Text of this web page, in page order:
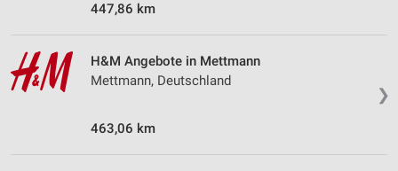
447,86 km
❯
H&M Angebote in Mettmann
Mettmann, Deutschland
463,06 km